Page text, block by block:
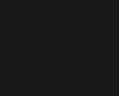
en nueva ventana)
nueva ventana)